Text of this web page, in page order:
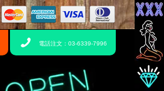
電話注文：03-6339-7996